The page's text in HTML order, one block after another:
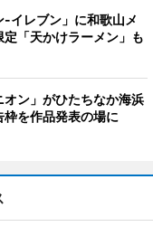
-イレブン」に和歌山メ
「天かけラーメン」も
オン」がひたちなか海浜
枠を作品発表の場に